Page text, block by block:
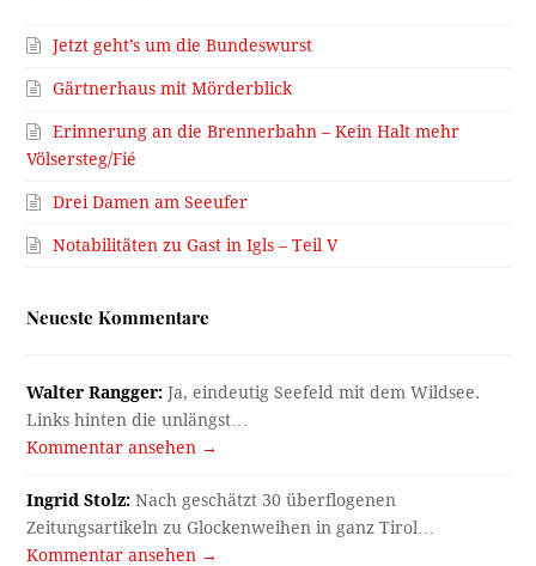
Jetzt geht’s um die Bundeswurst
Gärtnerhaus mit Mörderblick
Erinnerung an die Brennerbahn – Kein Halt mehr
Völsersteg/Fié
Drei Damen am Seeufer
Notabilitäten zu Gast in Igls – Teil V
Neueste Kommentare
Walter Rangger: Ja, eindeutig Seefeld mit dem Wildsee.
Links hinten die unlängst…
Kommentar ansehen →
Ingrid Stolz: Nach geschätzt 30 überflogenen
Zeitungsartikeln zu Glockenweihen in ganz Tirol…
Kommentar ansehen →